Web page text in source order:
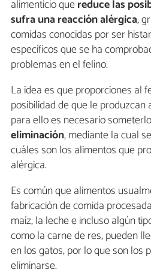
alimenticio quereduce las
sufra una reacción alérgica,
comidas conocidas por ser
específicos que se ha
problemas en el felino.
La idea es que proporciones al
posibilidad de que le
para ello es necesario
eliminación, mediante la cual
cuáles son los alimentos que
alérgica.
Es común que alimentos
fabricación de comida
maíz, la leche e incluso algún
como la carne de res, pueden
en los gatos, por lo que son los
eliminarse.